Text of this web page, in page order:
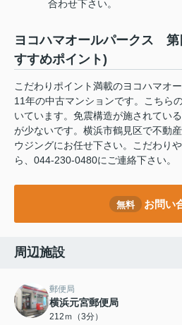
合わせ下さい。
ヨコハマオールパークス 第
すすめポイント)
こだわりポイント満載のヨコハマオ
11年の中古マンションです。こちら
いています。免震構造が施されてい
が少ないです。横浜市鶴見区で不動
ウジングにお任せ下さい。こだわり
ら、044-230-0480にご連絡下さい。
無料 お問い
周辺施設
郵便局
横浜元宮郵便局
212ｍ（3分）